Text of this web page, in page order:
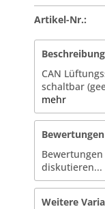
Artikel-Nr.:
Beschreibung
CAN
schaltbar
mehr
Bewertungen
diskutieren...
Weitere